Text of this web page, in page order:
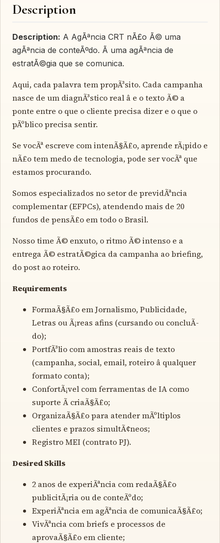
Description
Description: A AgÃªncia CRT nÃ£o Ã© uma
agÃªncia de conteÃºdo. Ã uma agÃªncia de
estratÃ©gia que se comunica.
Aqui, cada palavra tem propÃ³sito. Cada campanha
nasce de um diagnÃ³stico real â e o texto Ã© a
ponte entre o que o cliente precisa dizer e o que o
pÃºblico precisa sentir.
Se vocÃª escreve com intenÃ§Ã£o, aprende rÃ¡pido e
nÃ£o tem medo de tecnologia, pode ser vocÃª que
estamos procurando.
Somos especializados no setor de previdÃªncia
complementar (EFPCs), atendendo mais de 20
fundos de pensÃ£o em todo o Brasil.
Nosso time Ã© enxuto, o ritmo Ã© intenso e a
entrega Ã© estratÃ©gica da campanha ao briefing,
do post ao roteiro.
Requirements
FormaÃ§Ã£o em Jornalismo, Publicidade,
Letras ou Ã¡reas afins (cursando ou concluÃ­
do);
PortfÃ³lio com amostras reais de texto
(campanha, social, email, roteiro â qualquer
formato conta);
ConfortÃ¡vel com ferramentas de IA como
suporte Ã criaÃ§Ã£o;
OrganizaÃ§Ã£o para atender mÃºltiplos
clientes e prazos simultÃ¢neos;
Registro MEI (contrato PJ).
Desired Skills
2 anos de experiÃªncia com redaÃ§Ã£o
publicitÃ¡ria ou de conteÃºdo;
ExperiÃªncia em agÃªncia de comunicaÃ§Ã£o;
VivÃªncia com briefs e processos de
aprovaÃ§Ã£o em cliente;